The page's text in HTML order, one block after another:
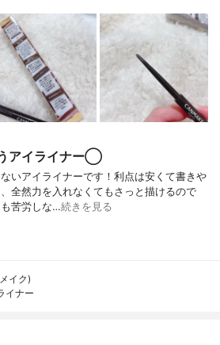
アイライナー◯
いアイライナーです！利点は安くて書きや
全然力を入れなくてもさっと描けるので
苦労しな…続きを見る
イク)
イナー